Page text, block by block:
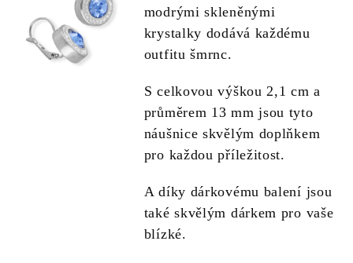
modrými skleněnými
krystalky dodává každému
outfitu šmrnc.
S celkovou výškou 2,1 cm a
průměrem 13 mm jsou tyto
náušnice skvělým doplňkem
pro každou příležitost.
A díky dárkovému balení jsou
také skvělým dárkem pro vaše
blízké.